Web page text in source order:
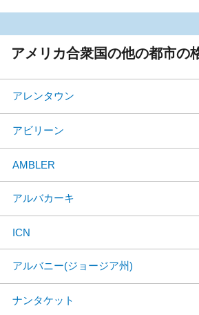
アメリカ合衆国の他の都市の
アレンタウン
アビリーン
AMBLER
アルバカーキ
ICN
アルバニー(ジョージア州)
ナンタケット